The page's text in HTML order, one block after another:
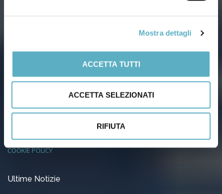
Mostra dettagli
ACCETTA TUTTI
ACCETTA SELEZIONATI
RIFIUTA
41037 Mirandola (Modena) – Italy
Capitale Soc. Euro 51.480 i.v.
Iscr. Trib. Modena Reg. Soc. N. 20076
C.C.I.A.A. 223234
PRIVACY POLICY
COOKIE POLICY
Ultime Notizie